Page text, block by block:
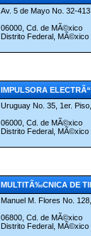
Av. 5 de Mayo No. 32-
06000, Cd. de MÃ©xico
Distrito Federal, MÃ©xico
IMPULSORA
Uruguay No. 35, 1er.
06000, Cd. de MÃ©xico
Distrito Federal, MÃ©xico
MULTITÃ‰CNICA DE
Manuel M. Flores No.
06800, Cd. de MÃ©xico
Distrito Federal, MÃ©xico